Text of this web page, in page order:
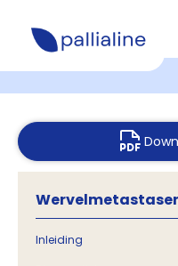
Inleiding